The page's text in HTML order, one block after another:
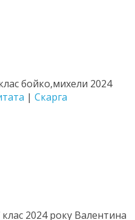
бойко,михели 2024
| Скарга
2024 року Валентина